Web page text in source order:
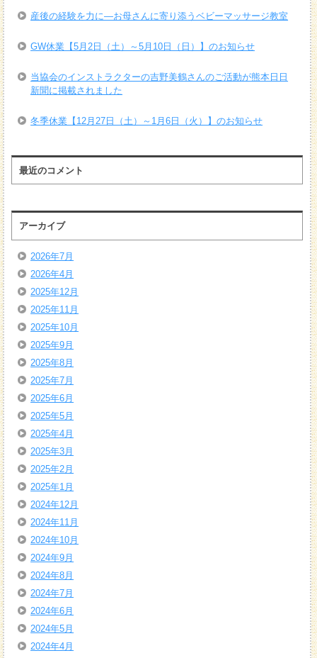
産後の経験を力に―お母さんに寄り添うベビーマッサージ教室
GW休業【5月2日（土）～5月10日（日）】のお知らせ
当協会のインストラクターの吉野美鶴さんのご活動が熊本日日
新聞に掲載されました
冬季休業【12月27日（土）～1月6日（火）】のお知らせ
最近のコメント
アーカイブ
2026年7月
2026年4月
2025年12月
2025年11月
2025年10月
2025年9月
2025年8月
2025年7月
2025年6月
2025年5月
2025年4月
2025年3月
2025年2月
2025年1月
2024年12月
2024年11月
2024年10月
2024年9月
2024年8月
2024年7月
2024年6月
2024年5月
2024年4月